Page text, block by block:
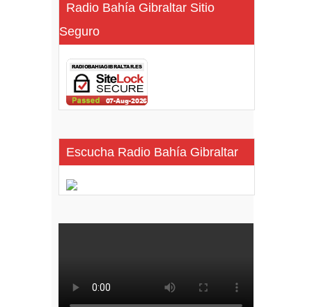
Radio Bahía Gibraltar Sitio
Seguro
Escucha Radio Bahía Gibraltar